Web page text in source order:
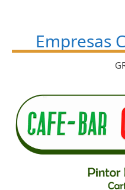
Empresas